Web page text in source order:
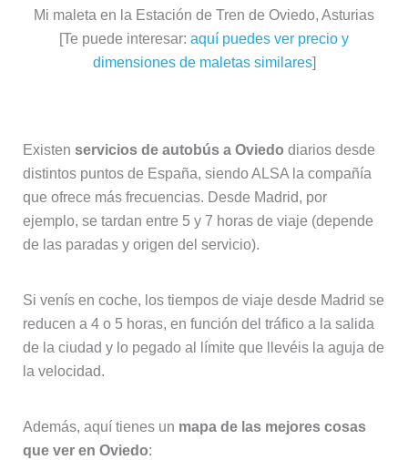
Mi maleta en la Estación de Tren de Oviedo, Asturias
[Te puede interesar: aquí puedes ver precio y
dimensiones de maletas similares]
Existen servicios de autobús a Oviedo diarios desde
distintos puntos de España, siendo ALSA la compañía
que ofrece más frecuencias. Desde Madrid, por
ejemplo, se tardan entre 5 y 7 horas de viaje (depende
de las paradas y origen del servicio).
Si venís en coche, los tiempos de viaje desde Madrid se
reducen a 4 o 5 horas, en función del tráfico a la salida
de la ciudad y lo pegado al límite que llevéis la aguja de
la velocidad.
Además, aquí tienes un mapa de las mejores cosas
que ver en Oviedo: